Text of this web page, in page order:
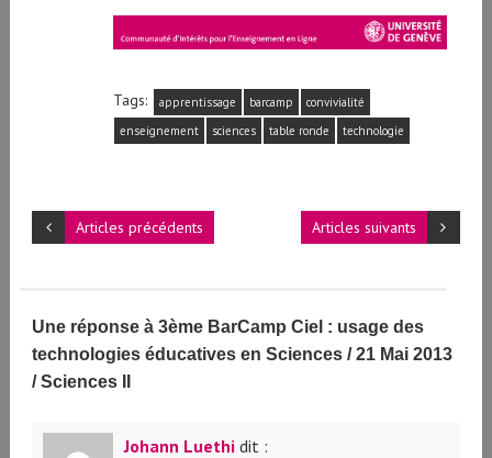
Tags: apprentissage barcamp
convivialité
enseignement
sciences table ronde technologie
Articles suivants
Articles précédents
Une réponse à 3ème BarCamp Ciel : usage des
technologies éducatives en Sciences / 21 Mai 2013
/ Sciences II
Johann Luethi dit :